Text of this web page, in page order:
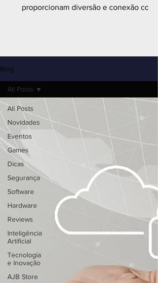
proporcionam diversão e conexão com
Blog
All Posts
Novidades
Eventos
Games
Dicas
Segurança
Software
Hardware
Reviews
Inteligência
Artificial
Tecnologia
e Inovação
AJB Store
All Posts